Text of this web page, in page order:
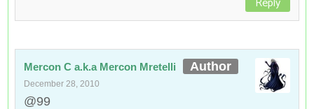
Mercon C a.k.a Mercon Mretelli
December 28, 2010
@99